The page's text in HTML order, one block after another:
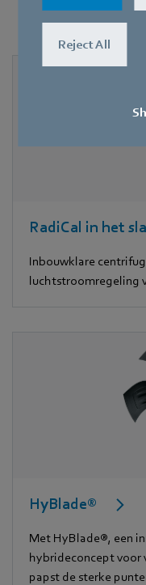
Reject All
RadiCal in het
Inbouwklare
luchtstroomregeling
HyBlade®
Met HyBlade®, een
hybrideconcept voor
papst de sterke